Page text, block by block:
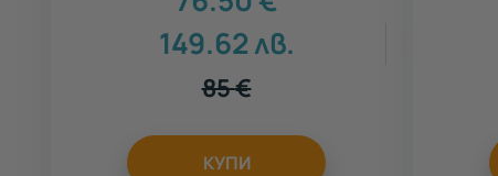
149.62лв.
85€
КУПИ